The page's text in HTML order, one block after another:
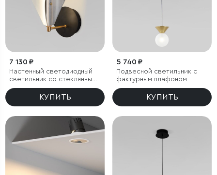
7 130 ₽
Настенный светодиодный
светильник со стеклянным
плафоном
КУПИТЬ
5 740 ₽
Подвесной светильник с
фактурным плафоном
КУПИТЬ